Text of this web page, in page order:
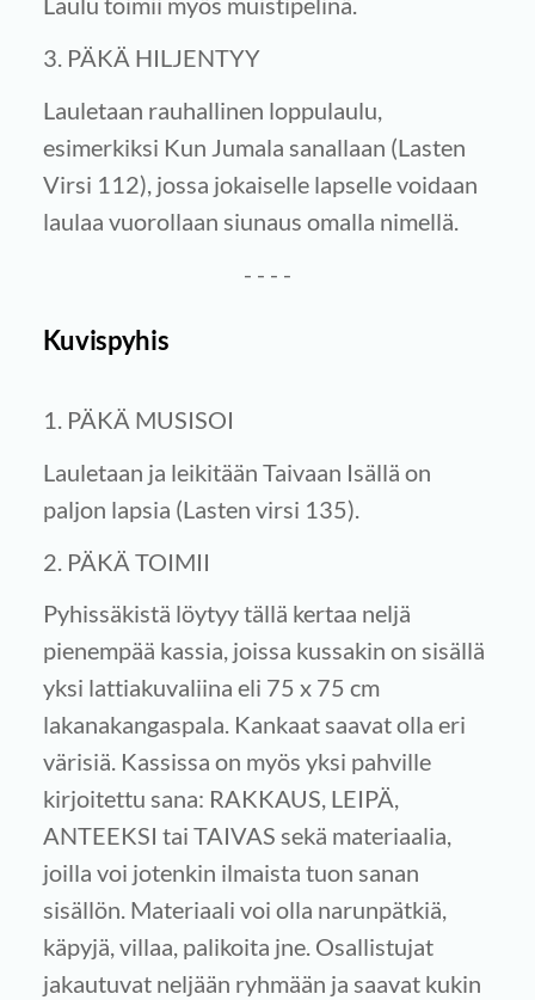
Laulu toimii myös muistipelinä.
3. PÄKÄ HILJENTYY
Lauletaan rauhallinen loppulaulu,
esimerkiksi Kun Jumala sanallaan (Lasten
Virsi 112), jossa jokaiselle lapselle voidaan
laulaa vuorollaan siunaus omalla nimellä.
- - - -
Kuvispyhis
1. PÄKÄ MUSISOI
Lauletaan ja leikitään Taivaan Isällä on
paljon lapsia (Lasten virsi 135).
2. PÄKÄ TOIMII
Pyhissäkistä löytyy tällä kertaa neljä
pienempää kassia, joissa kussakin on sisällä
yksi lattiakuvaliina eli 75 x 75 cm
lakanakangaspala. Kankaat saavat olla eri
värisiä. Kassissa on myös yksi pahville
kirjoitettu sana: RAKKAUS, LEIPÄ,
ANTEEKSI tai TAIVAS sekä materiaalia,
joilla voi jotenkin ilmaista tuon sanan
sisällön. Materiaali voi olla narunpätkiä,
käpyjä, villaa, palikoita jne. Osallistujat
jakautuvat neljään ryhmään ja saavat kukin